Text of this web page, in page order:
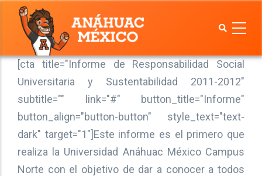
Pasar
contenido
principal
Menú
Anáhuac
sustentable
[cta title="Informe de Responsabilidad Social
Universitaria y Sustentabilidad 2011-2012"
subtitle="" link="#" button_title="Informe"
button_align="button-button" style_text="text-
dark" target="1"]Este informe es el primero que
realiza la Universidad Anáhuac México Campus
Norte con el objetivo de dar a conocer a todos